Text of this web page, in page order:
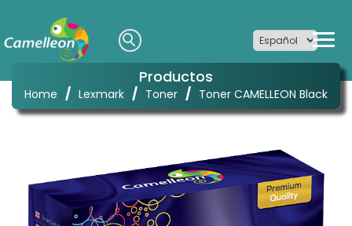
Productos
Home / Lexmark / Toner / Toner CAMELLEON Black